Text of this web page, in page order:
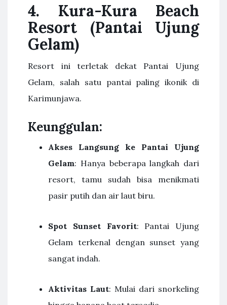
4. Kura-Kura Beach
Resort (Pantai Ujung
Gelam)
Resort ini terletak dekat Pantai Ujung
Gelam, salah satu pantai paling ikonik di
Karimunjawa.
Keunggulan:
Akses Langsung ke Pantai Ujung
Gelam: Hanya beberapa langkah dari
resort, tamu sudah bisa menikmati
pasir putih dan air laut biru.
Spot Sunset Favorit: Pantai Ujung
Gelam terkenal dengan sunset yang
sangat indah.
Aktivitas Laut: Mulai dari snorkeling